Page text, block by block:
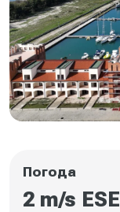
Погода
2 m/s ESE